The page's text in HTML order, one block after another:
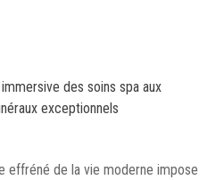
des soins spa aux
exceptionnels
effréné de la vie moderne impose